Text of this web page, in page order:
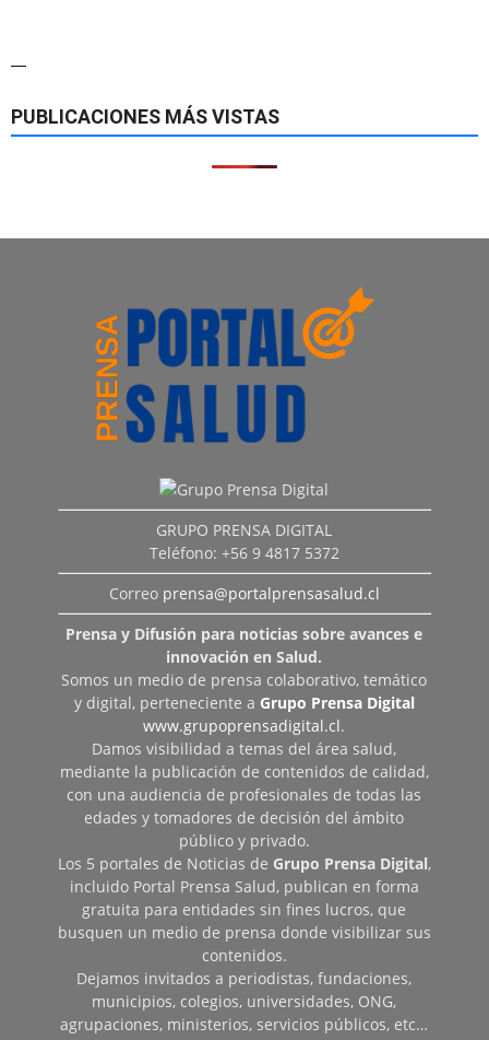
—
PUBLICACIONES MÁS VISTAS
GRUPO PRENSA DIGITAL
Teléfono: +56 9 4817 5372
Correo prensa@portalprensasalud.cl
Prensa y Difusión para noticias sobre avances e
innovación en Salud.
Somos un medio de prensa colaborativo, temático
y digital, perteneciente a Grupo Prensa Digital
www.grupoprensadigital.cl.
Damos visibilidad a temas del área salud,
mediante la publicación de contenidos de calidad,
con una audiencia de profesionales de todas las
edades y tomadores de decisión del ámbito
público y privado.
Los 5 portales de Noticias de Grupo Prensa Digital,
incluido Portal Prensa Salud, publican en forma
gratuita para entidades sin fines lucros, que
busquen un medio de prensa donde visibilizar sus
contenidos.
Dejamos invitados a periodistas, fundaciones,
municipios, colegios, universidades, ONG,
agrupaciones, ministerios, servicios públicos, etc…